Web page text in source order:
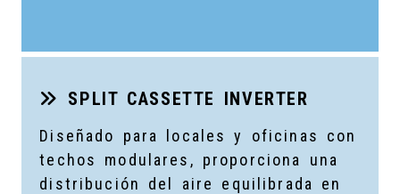
SPLIT CASSETTE INVERTER
Diseñado para locales y oficinas con
techos modulares, proporciona una
distribución del aire equilibrada en